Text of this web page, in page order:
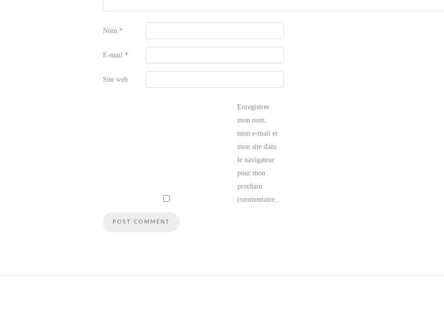
Nom *
E-mail *
Site web
Enregistrer
mon nom,
mon e-mail et
mon site dans
le navigateur
pour mon
prochain
commentaire.